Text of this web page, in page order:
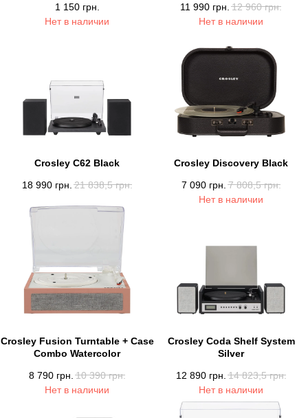
1 150 грн.
Нет в наличии
11 990 грн. 12 960 грн.
Нет в наличии
Crosley C62 Black
18 990 грн. 21 838,5 грн.
Crosley Discovery Black
7 090 грн. 7 808,5 грн.
Нет в наличии
Crosley Fusion Turntable + Case
Combo Watercolor
8 790 грн. 10 390 грн.
Нет в наличии
Crosley Coda Shelf System
Silver
12 890 грн. 14 823,5 грн.
Нет в наличии